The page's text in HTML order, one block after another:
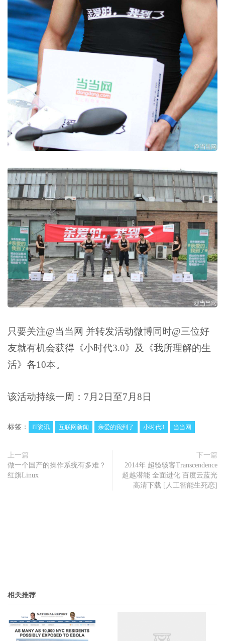
只要关注@当当网 并转发活动微博同时@三位好
友就有机会获得《小时代3.0》及《我所理解的生
活》各10本。
该活动持续一周：7月2日至7月8日
标签： IT资讯 互联网新闻 亲爱的我到了 小时代3 当当网
上一篇
做一个国产的操作系统有多难？
红旗Linux
下一篇
2014年 超验骇客Transcendence
超越潜能 全面进化 百度云蓝光
高清下载 [人工智能生死恋]
相关推荐